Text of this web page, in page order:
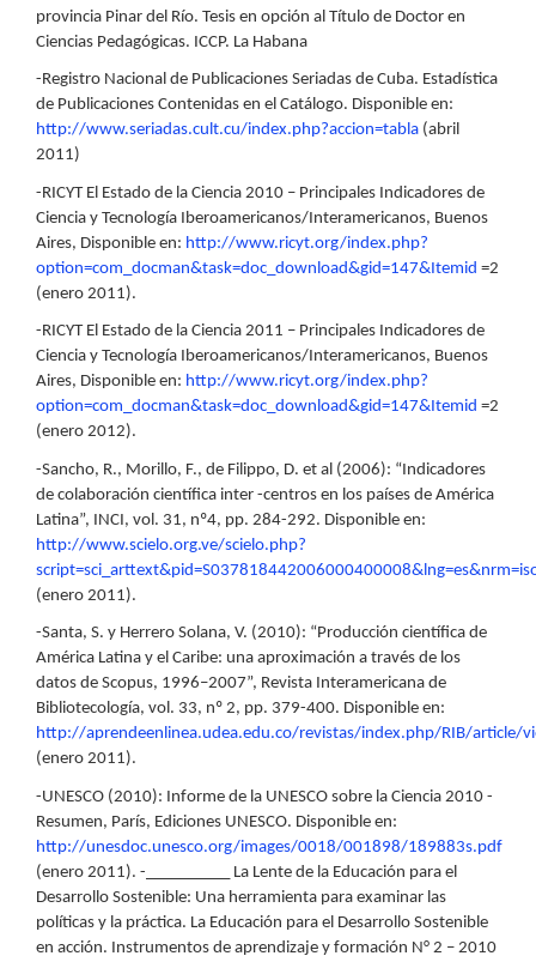
provincia Pinar del Río. Tesis en opción al Título de Doctor en
Ciencias Pedagógicas. ICCP. La Habana
-Registro Nacional de Publicaciones Seriadas de Cuba. Estadística
de Publicaciones Contenidas en el Catálogo. Disponible en:
http://www.seriadas.cult.cu/index.php?accion=tabla (abril
2011)
-RICYT El Estado de la Ciencia 2010 – Principales Indicadores de
Ciencia y Tecnología Iberoamericanos/Interamericanos, Buenos
Aires, Disponible en: http://www.ricyt.org/index.php?
option=com_docman&task=doc_download&gid=147&Itemid =2
(enero 2011).
-RICYT El Estado de la Ciencia 2011 – Principales Indicadores de
Ciencia y Tecnología Iberoamericanos/Interamericanos, Buenos
Aires, Disponible en: http://www.ricyt.org/index.php?
option=com_docman&task=doc_download&gid=147&Itemid =2
(enero 2012).
-Sancho, R., Morillo, F., de Filippo, D. et al (2006): “Indicadores
de colaboración científica inter -centros en los países de América
Latina”, INCI, vol. 31, nº4, pp. 284-292. Disponible en:
http://www.scielo.org.ve/scielo.php?
(enero 2011).
-Santa, S. y Herrero Solana, V. (2010): “Producción científica de
América Latina y el Caribe: una aproximación a través de los
datos de Scopus, 1996–2007”, Revista Interamericana de
Bibliotecología, vol. 33, nº 2, pp. 379-400. Disponible en:
http://aprendeenlinea.udea.edu.co/revistas/index.php/RIB/article/
(enero 2011).
-UNESCO (2010): Informe de la UNESCO sobre la Ciencia 2010 -
Resumen, París, Ediciones UNESCO. Disponible en:
http://unesdoc.unesco.org/images/0018/001898/189883s.pdf
(enero 2011). -__________ La Lente de la Educación para el
Desarrollo Sostenible: Una herramienta para examinar las
políticas y la práctica. La Educación para el Desarrollo Sostenible
en acción. Instrumentos de aprendizaje y formación N° 2 – 2010